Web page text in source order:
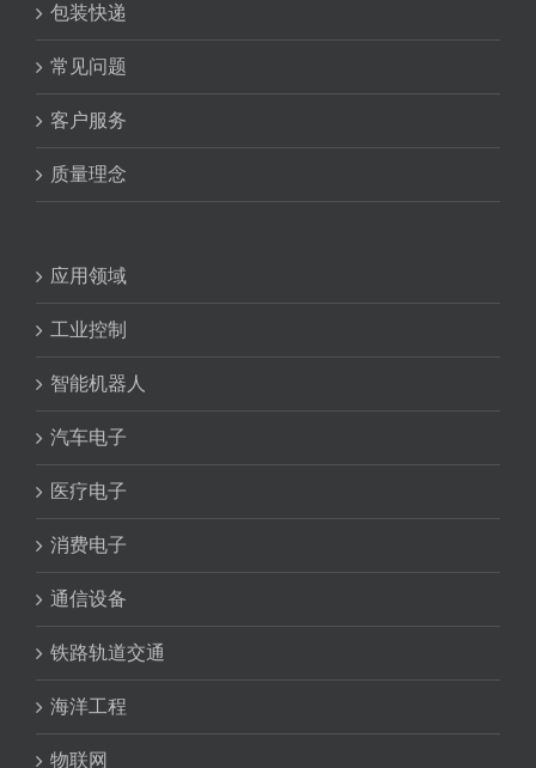
包装快递
常见问题
客户服务
质量理念
应用领域
工业控制
智能机器人
汽车电子
医疗电子
消费电子
通信设备
铁路轨道交通
海洋工程
物联网